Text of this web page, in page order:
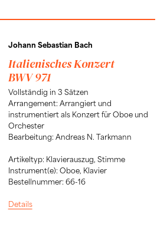
Johann Sebastian Bach
Italienisches Konzert
BWV 971
Vollständig in 3 Sätzen
Arrangement: Arrangiert und
instrumentiert als Konzert für Oboe und
Orchester
Bearbeitung: Andreas N. Tarkmann
Artikeltyp: Klavierauszug, Stimme
Instrument(e): Oboe, Klavier
Bestellnummer: 66-16
Details